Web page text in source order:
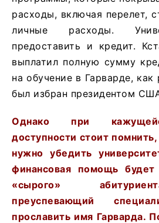
расходы, включая перелет,
личные расходы.
предоставить и кредит.
выплатил полную сумму
на обучение в Гарварде, как
был избран президентом
Однако при
доступности стоит
нужно убедить
финансовая помощь
«сырого»
преуспевающий
прославить имя Гарварда.